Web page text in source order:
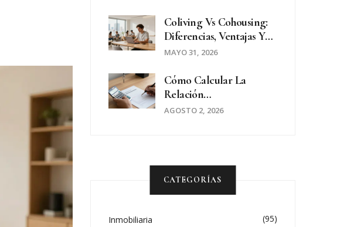
Coliving Vs Cohousing:
Diferencias, Ventajas Y
Guía Para Elegir En 2026
MAYO 31, 2026
Cómo Calcular La
Relación
Ingreso/alquiler Para
AGOSTO 2, 2026
CATEGORÍAS
Inmobiliaria (95)